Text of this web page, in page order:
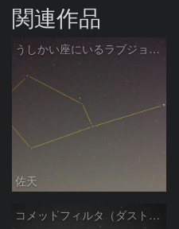
関連作品
うしかい座にいるラブジョイ彗星
佐天
コメットフィルタ（ダストの尾）で写したラブジョイ彗星